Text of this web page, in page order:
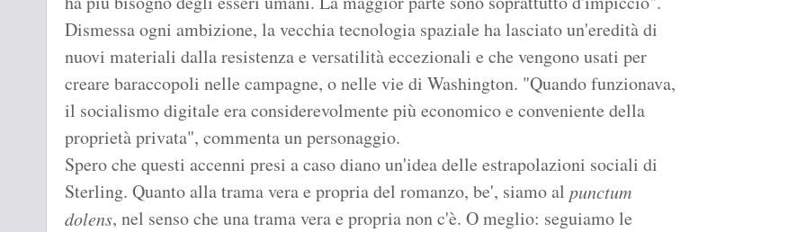
Dismessa ogni ambizione, la vecchia tecnologia spaziale ha lasciato un'eredità di
nuovi materiali dalla resistenza e versatilità eccezionali e che vengono usati per
creare baraccopoli nelle campagne, o nelle vie di Washington. "Quando funzionava,
il socialismo digitale era considerevolmente più economico e conveniente della
proprietà privata", commenta un personaggio.
Spero che questi accenni presi a caso diano un'idea delle estrapolazioni sociali di
Sterling. Quanto alla trama vera e propria del romanzo, be', siamo al punctum
dolens, nel senso che una trama vera e propria non c'è. O meglio: seguiamo le